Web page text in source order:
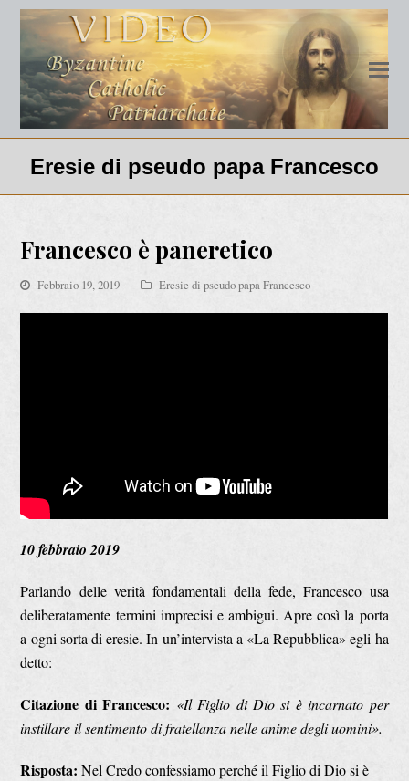
Eresie di pseudo papa Francesco
Francesco è paneretico
Febbraio 19, 2019 Eresie di pseudo papa Francesco
10 febbraio 2019
Parlando delle verità fondamentali della fede, Francesco usa
deliberatamente termini imprecisi e ambigui. Apre così la porta
a ogni sorta di eresie. In un’intervista a «La Repubblica» egli ha
detto:
Citazione di Francesco: «Il Figlio di Dio si è incarnato per
instillare il sentimento di fratellanza nelle anime degli uomini».
Risposta: Nel Credo confessiamo perché il Figlio di Dio si è